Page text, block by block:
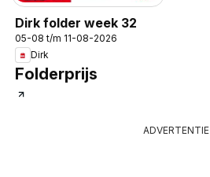
Dirk folder week 32
05-08 t/m 11-08-2026
Dirk
Folderprijs
ADVERTENTIE